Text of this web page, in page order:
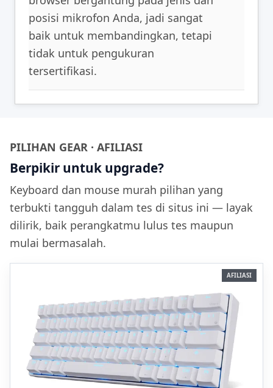
posisi mikrofon Anda, jadi sangat
baik untuk membandingkan, tetapi
tidak untuk pengukuran
tersertifikasi.
PILIHAN GEAR · AFILIASI
Berpikir untuk upgrade?
Keyboard dan mouse murah pilihan yang
terbukti tangguh dalam tes di situs ini — layak
dilirik, baik perangkatmu lulus tes maupun
mulai bermasalah.
AFILIASI